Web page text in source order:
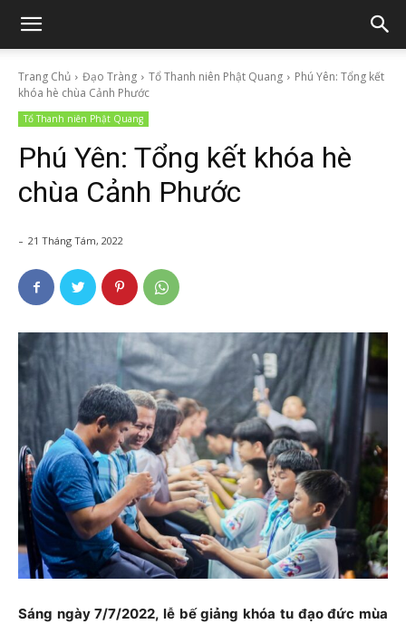
Trang Chủ Đạo Tràng Tổ Thanh niên Phật Quang
Phú Yên: Tổng kết
khóa hè chùa Cảnh Phước
Tổ Thanh niên Phật Quang
Phú Yên: Tổng kết khóa hè
chùa Cảnh Phước
- 21 Tháng Tám, 2022
Sáng ngày 7/7/2022, lễ bế giảng khóa tu đạo đức mùa